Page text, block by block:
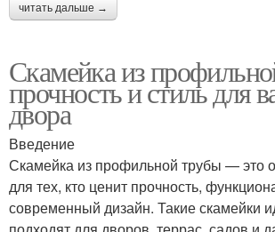
читать дальше →
Скамейка из
прочность и стиль для
двора
Введение
Скамейка из профильной трубы — это
для тех, кто ценит прочность,
современный дизайн. Такие скамейки